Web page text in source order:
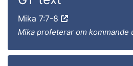
Mika 7:7-8
Mika profeterar om kommande